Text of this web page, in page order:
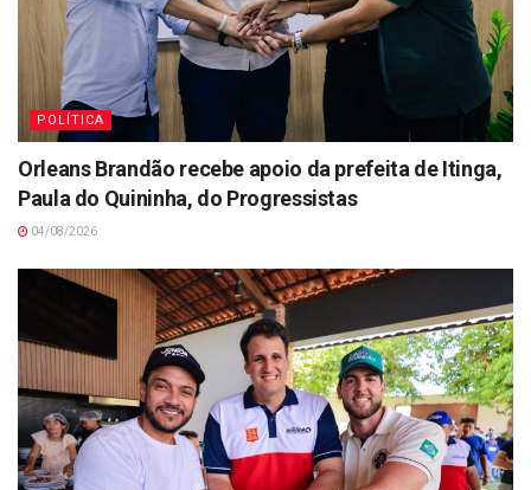
POLÍTICA
Orleans Brandão recebe apoio da prefeita de Itinga,
Paula do Quininha, do Progressistas
04/08/2026